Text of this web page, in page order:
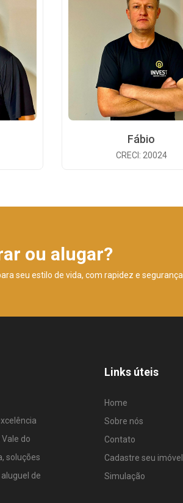
Fábio
CRECI: 20024
ou alugar?
seu estilo de vida, com rapidez e segurança.
do
soluções
de
Links úteis
Home
Sobre nós
Contato
Cadastre seu imóvel
Simulação